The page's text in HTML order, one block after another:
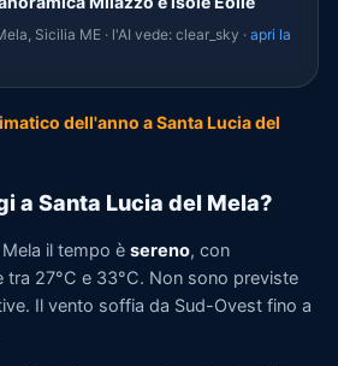
Sicilia ME · l'AI vede: clear_sky · apri la
dell'anno a Santa Lucia del
a Santa Lucia del Mela?
il tempo è sereno, con
27°C e 33°C. Non sono previste
Il vento soffia da Sud-Ovest fino a